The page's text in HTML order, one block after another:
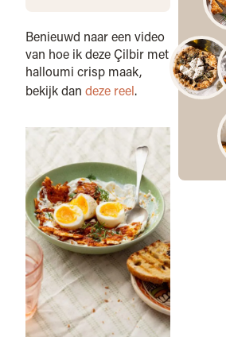
Benieuwd naar een video
van hoe ik deze Çilbir met
halloumi crisp maak,
bekijk dandeze reel.